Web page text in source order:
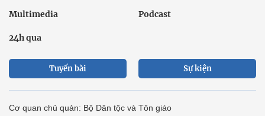
Multimedia Podcast
24h qua
Tuyến bài Sự kiện
Cơ quan chủ quản: Bộ Dân tộc và Tôn giáo